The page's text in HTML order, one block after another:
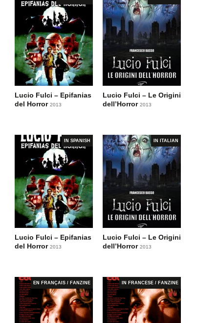
Lucio Fulci – Epifanias
del Horror 2013
Lucio Fulci – Le Origini
dell’Horror 2013
IN SPANISH
Lucio Fulci – Epifanias
del Horror 2013
IN ITALIAN
Lucio Fulci – Le Origini
dell’Horror 2013
EN FRANÇAIS / FANZINE IN FRANCESE / FANZINE